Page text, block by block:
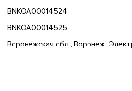
BNKOA00014524
BNKOA00014525
Воронежская обл , Воронеж